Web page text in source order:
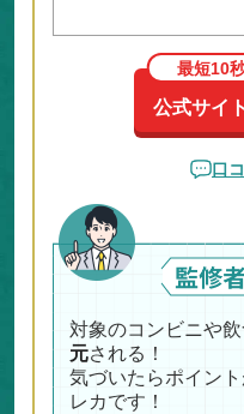
公式サイ
最短10
口
対象のコンビニや
元される！
気づいたらポイン
レカです！